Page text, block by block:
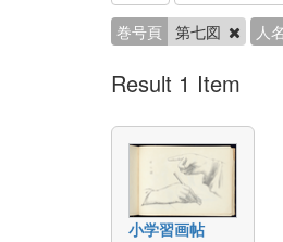
巻号頁 第七図 人
Result 1 Item
小学習画帖